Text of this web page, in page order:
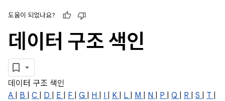
도움이 되었나요?
데이터 구조 색인
데이터 구조 색인
A
B C D E F G H I K L M N P Q R S T